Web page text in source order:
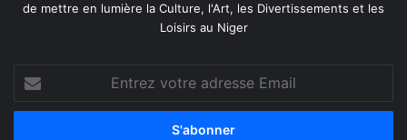
de mettre en lumière la Culture, l'Art, les Divertissements et les
Loisirs au Niger
Entrez
votre
adresse